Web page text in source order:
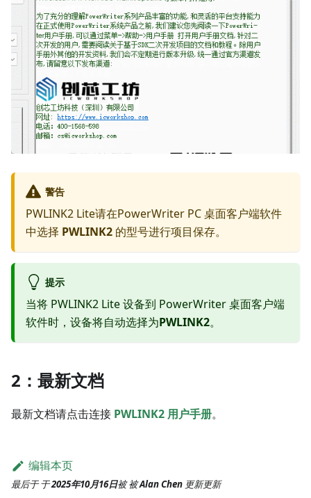
警告
PWLINK2 Lite请在PowerWriter PC 桌面客户端软件
中选择 PWLINK2 的型号进行项目保存。
提示
当将 PWLINK2 Lite 设备到 PowerWriter 桌面客户端
软件时，设备将自动选择为PWLINK2。
2：最新文档
最新文档请点击连接 PWLINK2 用户手册。
编辑本页
最后于于2025年10月16日被被Alan Chen 更新更新